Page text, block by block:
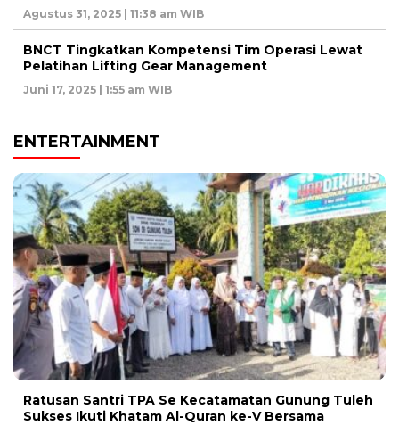
Agustus 31, 2025 | 11:38 am WIB
BNCT Tingkatkan Kompetensi Tim Operasi Lewat
Pelatihan Lifting Gear Management
Juni 17, 2025 | 1:55 am WIB
ENTERTAINMENT
Ratusan Santri TPA Se Kecatamatan Gunung Tuleh
Sukses Ikuti Khatam Al-Quran ke-V Bersama